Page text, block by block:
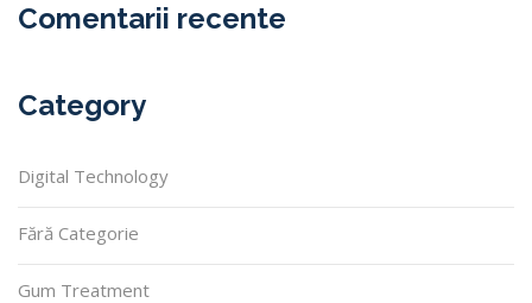
Comentarii recente
Category
Digital Technology
Fără Categorie
Gum Treatment